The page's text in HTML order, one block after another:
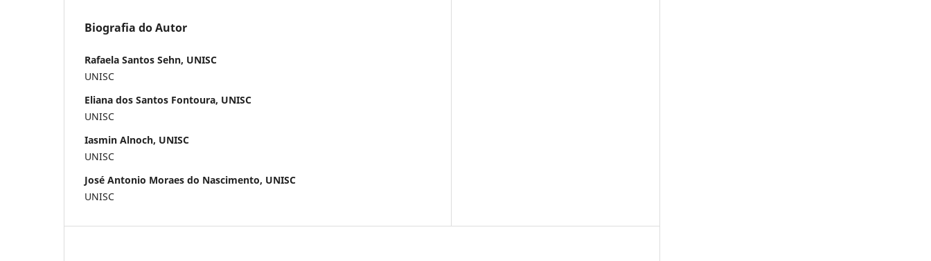
Biografia do Autor
Rafaela Santos Sehn, UNISC
UNISC
Eliana dos Santos Fontoura, UNISC
UNISC
Iasmin Alnoch, UNISC
UNISC
José Antonio Moraes do Nascimento, UNISC
UNISC